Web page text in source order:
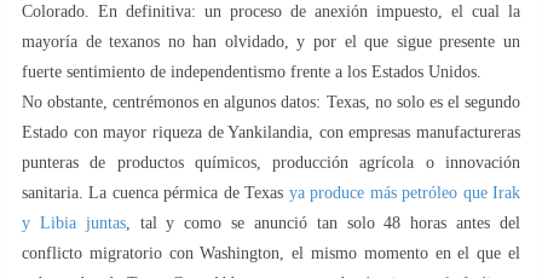
Colorado. En definitiva: un proceso de anexión impuesto, el cual la
mayoría de texanos no han olvidado, y por el que sigue presente un
fuerte sentimiento de independentismo frente a los Estados Unidos.
No obstante, centrémonos en algunos datos: Texas, no solo es el segundo
Estado con mayor riqueza de Yankilandia, con empresas manufactureras
punteras de productos químicos, producción agrícola o innovación
sanitaria. La cuenca pérmica de Texas ya produce más petróleo que Irak
y Libia juntas, tal y como se anunció tan solo 48 horas antes del
conflicto migratorio con Washington, el mismo momento en el que el